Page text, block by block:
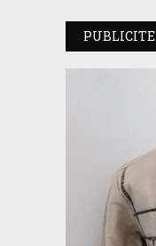
PUBLICITE